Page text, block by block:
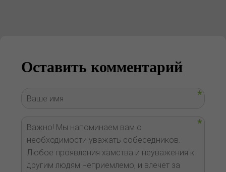
Оставить комментарий